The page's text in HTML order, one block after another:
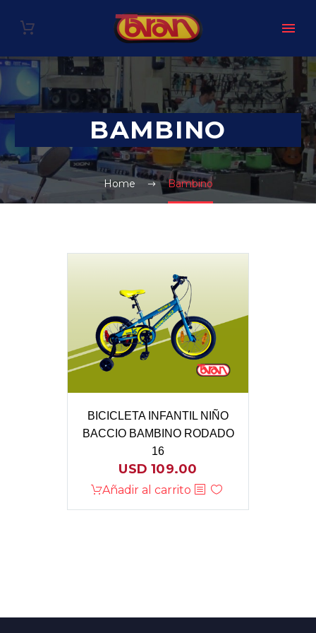
BAMBINO
Home Bambino
BICICLETA INFANTIL NIÑO
BACCIO BAMBINO RODADO
16
USD109.00
Añadir al carrito